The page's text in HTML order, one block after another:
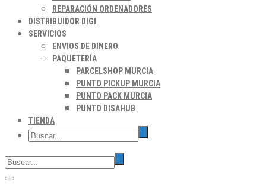
REPARACIÓN ORDENADORES
DISTRIBUIDOR DIGI
SERVICIOS
ENVIOS DE DINERO
PAQUETERÍA
PARCELSHOP MURCIA
PUNTO PICKUP MURCIA
PUNTO PACK MURCIA
PUNTO DISAHUB
TIENDA